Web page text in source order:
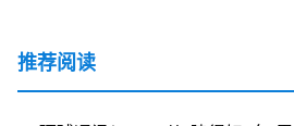
推荐阅读